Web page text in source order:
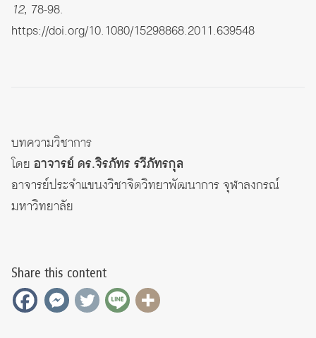
12, 78-98.
https://doi.org/10.1080/15298868.2011.639548
บทความวิชาการ
โดย อาจารย์ ดร.จิรภัทร รวีภัทรกุล
อาจารย์ประจำแขนงวิชาจิตวิทยาพัฒนาการ จุฬาลงกรณ์
มหาวิทยาลัย
Share this content